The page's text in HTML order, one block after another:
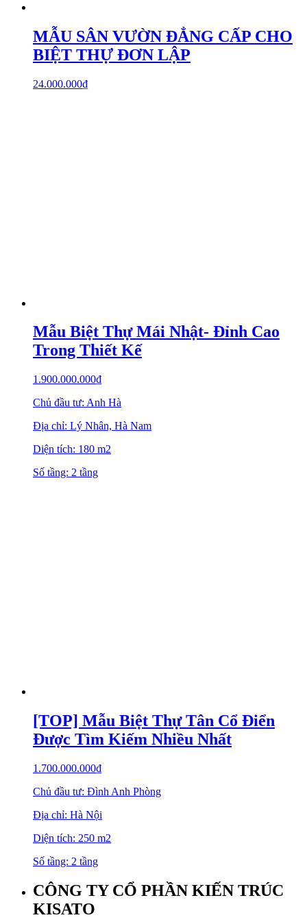
MẪU SÂN VƯỜN ĐẲNG CẤP CHO
BIỆT THỰ ĐƠN LẬP
24.000.000₫
Mẫu Biệt Thự Mái Nhật- Đỉnh Cao
Trong Thiết Kế
1.900.000.000₫
Chủ đầu tư: Anh Hà
Địa chỉ: Lý Nhân, Hà Nam
Diện tích: 180 m2
Số tầng: 2 tầng
[TOP] Mẫu Biệt Thự Tân Cổ Điển
Được Tìm Kiếm Nhiều Nhất
1.700.000.000₫
Chủ đầu tư: Đình Anh Phòng
Địa chỉ: Hà Nội
Diện tích: 250 m2
Số tầng: 2 tầng
CÔNG TY CỔ PHẦN KIẾN TRÚC
KISATO